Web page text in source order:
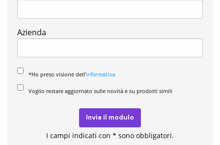
Azienda
*Ho preso visione dell’informativa
Voglio restare aggiornato sulle novità e su prodotti simili
Invia il modulo
I campi indicati con * sono obbligatori.